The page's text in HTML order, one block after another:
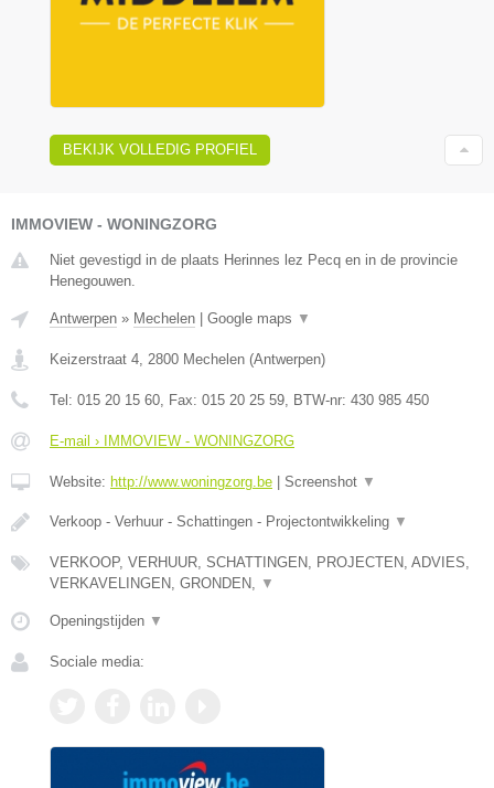
BEKIJK VOLLEDIG PROFIEL
IMMOVIEW - WONINGZORG
Niet gevestigd in de plaats Herinnes lez Pecq en in de provincie
Henegouwen.
Antwerpen » Mechelen Google maps ▼
Keizerstraat 4 2800 Mechelen (Antwerpen)
Tel: 015 20 15 60 , Fax: 015 20 25 59 , BTW-nr: 430 985 450
E-mail › IMMOVIEW - WONINGZORG
Website: http://www.woningzorg.be Screenshot ▼
Verkoop - Verhuur - Schattingen - Projectontwikkeling ▼
VERKOOP, VERHUUR, SCHATTINGEN, PROJECTEN, ADVIES,
VERKAVELINGEN, GRONDEN,
▼
Openingstijden ▼
Sociale media: